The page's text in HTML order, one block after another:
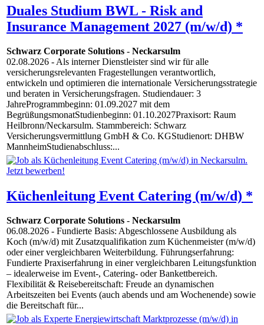
Duales Studium BWL - Risk and
Insurance Management 2027 (m/w/d) *
Schwarz Corporate Solutions - Neckarsulm
02.08.2026 - Als interner Dienstleister sind wir für alle
versicherungsrelevanten Fragestellungen verantwortlich,
entwickeln und optimieren die internationale Versicherungsstrategie
und beraten in Versicherungsfragen. Studiendauer: 3
JahreProgrammbeginn: 01.09.2027 mit dem
BegrüßungsmonatStudienbeginn: 01.10.2027Praxisort: Raum
Heilbronn/Neckarsulm. Stammbereich: Schwarz
Versicherungsvermittlung GmbH & Co. KGStudienort: DHBW
MannheimStudienabschluss:...
Küchenleitung Event Catering (m/w/d) *
Schwarz Corporate Solutions - Neckarsulm
06.08.2026 - Fundierte Basis: Abgeschlossene Ausbildung als
Koch (m/w/d) mit Zusatzqualifikation zum Küchenmeister (m/w/d)
oder einer vergleichbaren Weiterbildung. Führungserfahrung:
Fundierte Praxiserfahrung in einer vergleichbaren Leitungsfunktion
– idealerweise im Event-, Catering- oder Bankettbereich.
Flexibilität & Reisebereitschaft: Freude an dynamischen
Arbeitszeiten bei Events (auch abends und am Wochenende) sowie
die Bereitschaft für...